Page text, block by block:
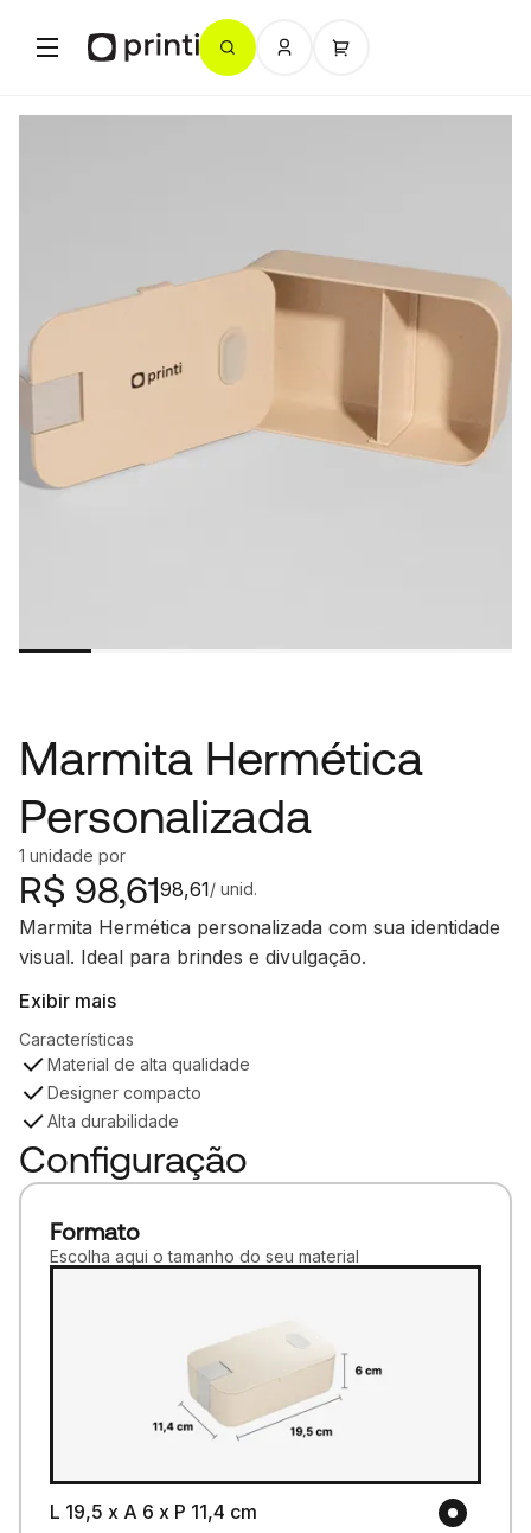
Marmita Hermética
Personalizada
1 unidade por
R$ 98,61 / unid.
98,61
Marmita Hermética personalizada com sua identidade
visual. Ideal para brindes e divulgação.
Exibir mais
Características
Material de alta qualidade
Designer compacto
Alta durabilidade
Configuração
Formato
Escolha aqui o tamanho do seu material
L 19,5 x A 6 x P 11,4 cm